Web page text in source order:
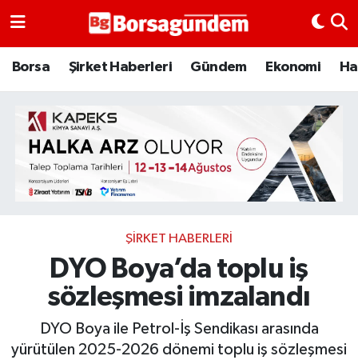
Borsa Şirket Haberleri Gündem Ekonomi
ŞIRKET HABERLERI
DYO Boya’da toplu iş
sözleşmesi imzalandı
DYO Boya ile Petrol-İş Sendikası arasında
yürütülen 2025-2026 dönemi toplu iş sözleşmesi
Borsa
Emtia
Galeri
Bitcoin
Şirket Haberleri
Borsa Gundem